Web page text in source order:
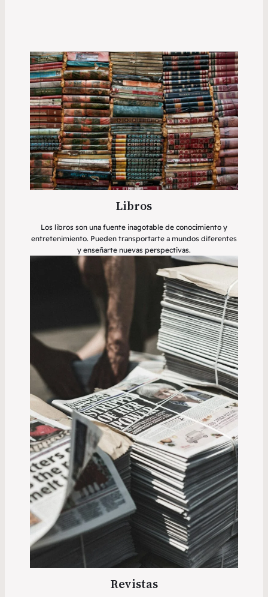
Libros
Los libros son una fuente inagotable de conocimiento y
entretenimiento. Pueden transportarte a mundos diferentes
y enseñarte nuevas perspectivas.
Revistas